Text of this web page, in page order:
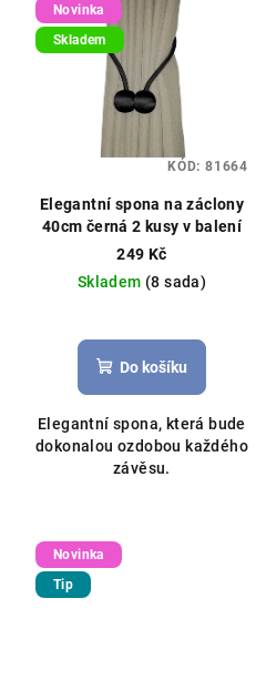
Novinka
Skladem
Elegantní spona na záclony
40cm černá 2 kusy v balení
249 Kč
Skladem (8 sada)
Do košíku
Elegantní spona, která bude
dokonalou ozdobou každého
závěsu.
KÓD: 81664
Novinka
Tip